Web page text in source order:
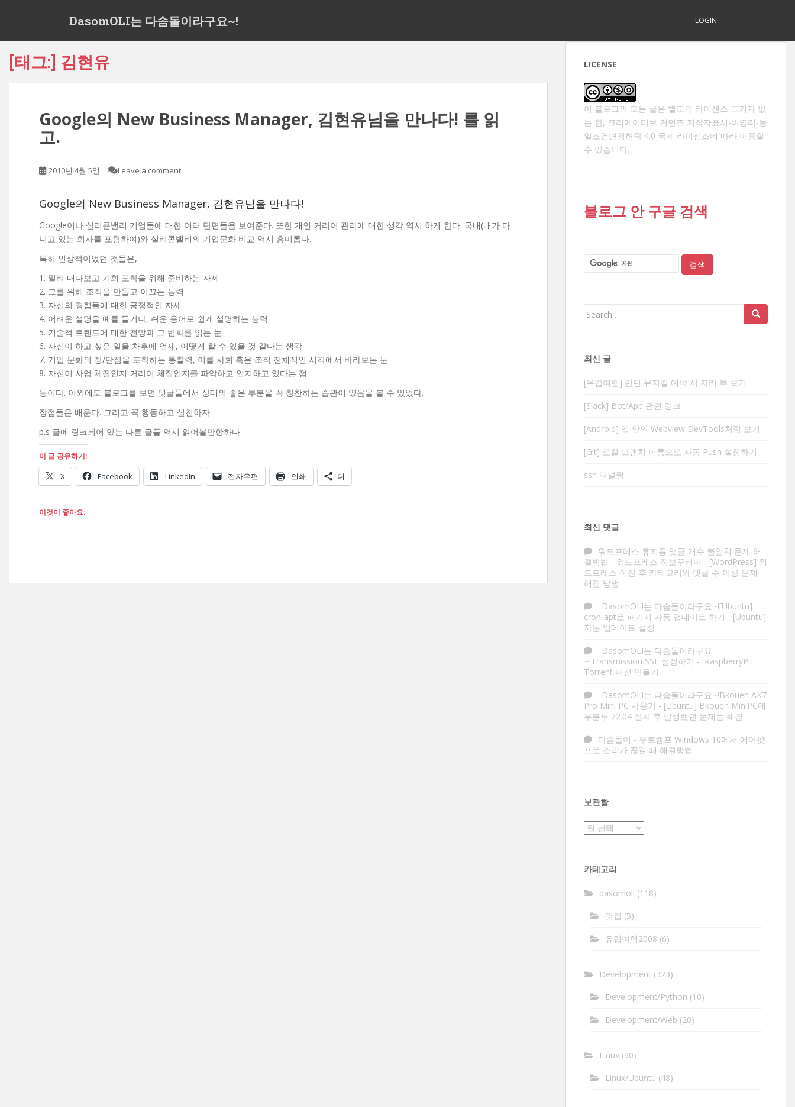
DasomOLI는 다솜돌이라구요~! LOGIN
[태그:] 김현유
Google의 New Business Manager, 김현유님을 만나다! 를 읽
고.
2010년 4월 5일 Leave a comment
Google의 New Business Manager, 김현유님을 만나다!
Google이나 실리콘밸리 기업들에 대한 여러 단면들을 보여준다. 또한 개인 커리어 관리에 대한 생각 역시 하게 한다. 국내(내가 다
니고 있는 회사를 포함하여)와 실리콘밸리의 기업문화 비교 역시 흥미롭다.
특히 인상적이었던 것들은,
1. 멀리 내다보고 기회 포착을 위해 준비하는 자세
2. 그를 위해 조직을 만들고 이끄는 능력
3. 자신의 경험들에 대한 긍정적인 자세
4. 어려운 설명을 예를 들거나, 쉬운 용어로 쉽게 설명하는 능력
5. 기술적 트렌드에 대한 전망과 그 변화를 읽는 눈
6. 자신이 하고 싶은 일을 차후에 언제, 어떻게 할 수 있을 것 같다는 생각
7. 기업 문화의 장/단점을 포착하는 통찰력, 이를 사회 혹은 조직 전체적인 시각에서 바라보는 눈
8. 자신이 사업 체질인지 커리어 체질인지를 파악하고 인지하고 있다는 점
등이다. 이외에도 블로그를 보면 댓글들에서 상대의 좋은 부분을 꼭 칭찬하는 습관이 있음을 볼 수 있었다.
장점들은 배운다. 그리고 꼭 행동하고 실천하자.
p.s 글에 링크되어 있는 다른 글들 역시 읽어볼만한하다.
이 글 공유하기:
X Facebook LinkedIn 전자우편 인쇄 더
이것이 좋아요:
LICENSE
이 블로그의 모든 글은 별도의 라이센스 표기가 없
는 한, 크리에이티브 커먼즈 저작자표시-비영리-동
일조건변경허락 4.0 국제 라이선스에 따라 이용할
수 있습니다.
블로그 안 구글 검색
Search
최신 글
[유럽여행] 런던 뮤지컬 예약 시 자리 뷰 보기
[Slack] Bot/App 관련 링크
[Android] 앱 안의 Webview DevTools처럼 보기
[Git] 로컬 브랜치 이름으로 자동 Push 설정하기
ssh 터널링
최신 댓글
워드프레스 휴지통 댓글 개수 불일치 문제 해
결방법 - 워드프레스 정보꾸러미 - [WordPress] 워
드프레스 이전 후 카테고리와 댓글 수 이상 문제
해결 방법
DasomOLI는 다솜돌이라구요~![Ubuntu]
cron-apt로 패키지 자동 업데이트 하기 - [Ubuntu]
자동 업데이트 설정
DasomOLI는 다솜돌이라구요
~!Transmission SSL 설정하기 - [RaspberryPi]
Torrent 머신 만들기
DasomOLI는 다솜돌이라구요~!Bkouen AK7
Pro Mini PC 사용기 - [Ubuntu] Bkouen MiniPC에
우분투 22.04 설치 후 발생했던 문제들 해결
다솜돌이 - 부트캠프 Windows 10에서 에어팟
프로 소리가 끊길 때 해결방법
보관함
보
카테고리
dasomoli (118)
맛집 (5)
유럽여행2008 (6)
Development (323)
Development/Python (10)
Development/Web (20)
Linux(90)
Linux/Ubuntu (48)